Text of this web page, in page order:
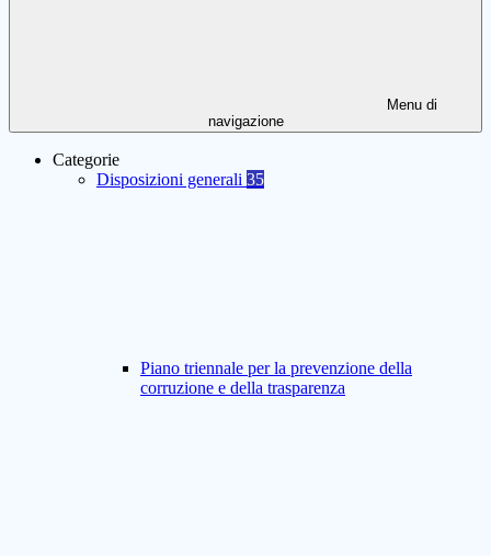
Menu di
navigazione
Categorie
Disposizioni generali 35
Piano triennale per la prevenzione della
corruzione e della trasparenza